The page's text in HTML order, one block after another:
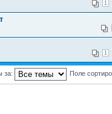
1
1
за: Поле